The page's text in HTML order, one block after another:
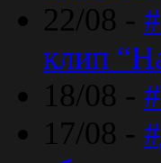
22/08 -
клип
18/08 -
17/08 -